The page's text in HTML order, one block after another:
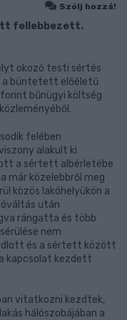
Szólj hozzá!
fellebbezett.
okozó testi sértés
büntetett előéletű
bűnügyi költség
felében
alakult ki
a sértett albérletébe
már közelebbről meg
közös lakóhelyükön a
után
rángatta és több
nem
és a sértett között
kapcsolat kezdett
vitatkozni kezdtek,
hálószobájában a